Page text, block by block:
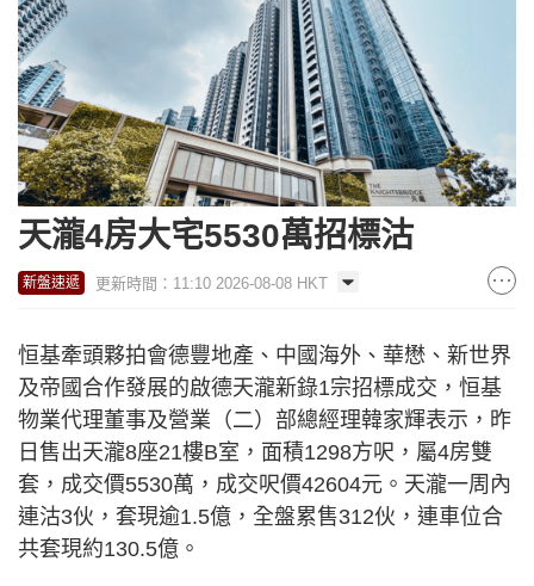
天瀧4房大宅5530萬招標沽
新盤速遞 更新時間：11:10 2026-08-08 HKT
恒基牽頭夥拍會德豐地產、中國海外、華懋、新世界
及帝國合作發展的啟德天瀧新錄1宗招標成交，恒基
物業代理董事及營業（二）部總經理韓家輝表示，昨
日售出天瀧8座21樓B室，面積1298方呎，屬4房雙
套，成交價5530萬，成交呎價42604元。天瀧一周內
連沽3伙，套現逾1.5億，全盤累售312伙，連車位合
共套現約130.5億。